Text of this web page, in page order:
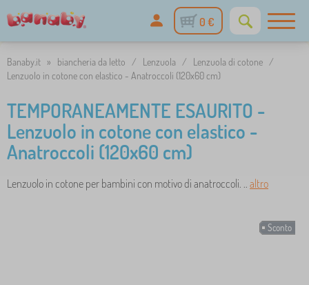
0 €
Banaby.it » biancheria da letto / Lenzuola / Lenzuola di cotone /
Lenzuolo in cotone con elastico - Anatroccoli (120x60 cm)
TEMPORANEAMENTE ESAURITO -
Lenzuolo in cotone con elastico -
Anatroccoli (120x60 cm)
Lenzuolo in cotone per bambini con motivo di anatroccoli. .. altro
Sconto